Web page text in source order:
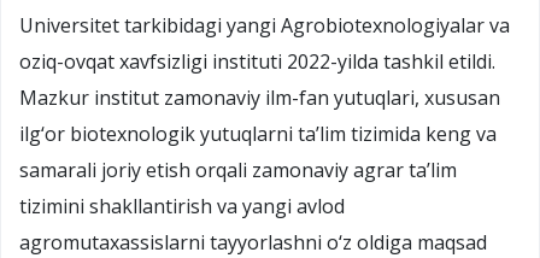
Universitet tarkibidagi yangi Agrobiotexnologiyalar va
oziq-ovqat xavfsizligi instituti 2022-yilda tashkil etildi.
Mazkur institut zamonaviy ilm-fan yutuqlari, xususan
ilg‘or biotexnologik yutuqlarni ta’lim tizimida keng va
samarali joriy etish orqali zamonaviy agrar ta’lim
tizimini shakllantirish va yangi avlod
agromutaxassislarni tayyorlashni o‘z oldiga maqsad